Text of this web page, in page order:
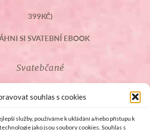
souhlas s cookies
služby, používáme k ukládání a/nebo přístupu k
jako jsou soubory cookies. Souhlas s
399KČ)
SI SVATEBNÍ EBOOK
Svatebčané
PRO SVATEBČANY
SVATEBNÍ PROSLOVY